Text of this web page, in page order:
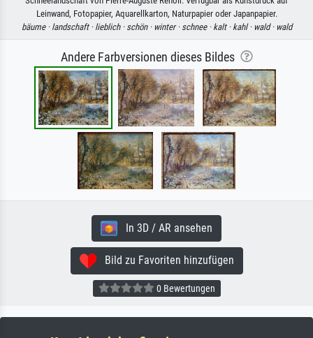
Leinwand, Fotopapier, Aquarellkarton, Naturpapier oder Japanpapier.
bäume · landschaft · lieblich · schön · winter · schnee · kalt · kahl · wald · wald
Andere Farbversionen dieses Bildes
In 3D / AR ansehen
Bild zu Favoriten hinzufügen
0 Bewertungen